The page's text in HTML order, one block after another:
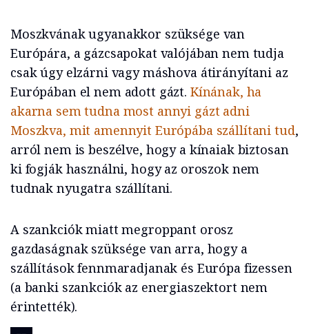
Moszkvának ugyanakkor szüksége van
Európára, a gázcsapokat valójában nem tudja
csak úgy elzárni vagy máshova átirányítani az
Európában el nem adott gázt. Kínának, ha
akarna sem tudna most annyi gázt adni
Moszkva, mit amennyit Európába szállítani tud,
arról nem is beszélve, hogy a kínaiak biztosan
ki fogják használni, hogy az oroszok nem
tudnak nyugatra szállítani.
A szankciók miatt megroppant orosz
gazdaságnak szüksége van arra, hogy a
szállítások fennmaradjanak és Európa fizessen
(a banki szankciók az energiaszektort nem
érintették).